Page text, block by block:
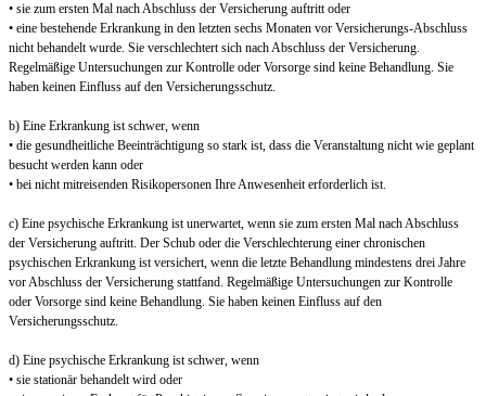
• sie zum ersten Mal nach Abschluss der Versicherung auftritt oder
• eine bestehende Erkrankung in den letzten sechs Monaten vor Versicherungs-Abschluss
nicht behandelt wurde. Sie verschlechtert sich nach Abschluss der Versicherung.
Regelmäßige Untersuchungen zur Kontrolle oder Vorsorge sind keine Behandlung. Sie
haben keinen Einfluss auf den Versicherungsschutz.
b) Eine Erkrankung ist schwer, wenn
• die gesundheitliche Beeinträchtigung so stark ist, dass die Veranstaltung nicht wie geplant
besucht werden kann oder
• bei nicht mitreisenden Risikopersonen Ihre Anwesenheit erforderlich ist.
c) Eine psychische Erkrankung ist unerwartet, wenn sie zum ersten Mal nach Abschluss
der Versicherung auftritt. Der Schub oder die Verschlechterung einer chronischen
psychischen Erkrankung ist versichert, wenn die letzte Behandlung mindestens drei Jahre
vor Abschluss der Versicherung stattfand. Regelmäßige Untersuchungen zur Kontrolle
oder Vorsorge sind keine Behandlung. Sie haben keinen Einfluss auf den
Versicherungsschutz.
d) Eine psychische Erkrankung ist schwer, wenn
• sie stationär behandelt wird oder